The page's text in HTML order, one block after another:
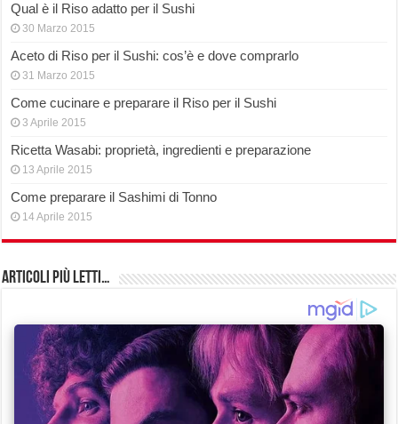
Qual è il Riso adatto per il Sushi
30 Marzo 2015
Aceto di Riso per il Sushi: cos’è e dove comprarlo
31 Marzo 2015
Come cucinare e preparare il Riso per il Sushi
3 Aprile 2015
Ricetta Wasabi: proprietà, ingredienti e preparazione
13 Aprile 2015
Come preparare il Sashimi di Tonno
14 Aprile 2015
Articoli più Letti…